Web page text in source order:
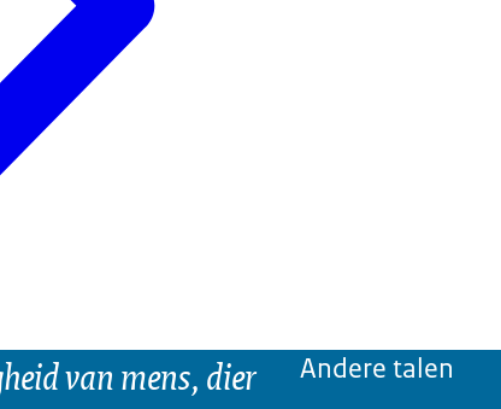
van mens, dier
Andere talen